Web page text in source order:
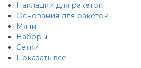
Накладки для ракеток
Основания для ракеток
Мячи
Наборы
Сетки
Показать все